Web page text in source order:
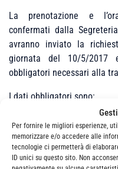
Per fornire le migliori esperienze,
memorizzare e/o accedere alle
tecnologie ci permetterà di
ID unici su questo sito. Non
La prenotazione e
confermati dalla
avranno inviato la
giornata del 10/5/
obbligatori necessari alla
I dati obbligatori sono:
matricola INPS pratica;
codice fiscale pratica;
richiesta lavorazione
compensazioni,
rettifica,